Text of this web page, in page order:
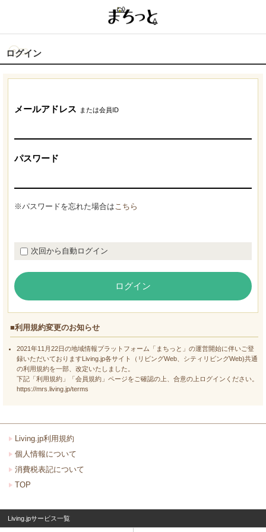
ログイン
メールアドレス または会員ID
パスワード
※パスワードを忘れた場合はこちら
次回から自動ログイン
ログイン
■利用規約変更のお知らせ
2021年11月22日の地域情報プラットフォーム「まちっと」の運営開始に伴いご登
録いただいておりますLiving.jp各サイト（リビングWeb、シティリビングWeb)共通
の利用規約を一部、改定いたしました。
下記「利用規約」「会員規約」ページをご確認の上、合意の上ログインください。
https://mrs.living.jp/terms
Living.jp利用規約
個人情報について
消費税表記について
TOP
Living.jpサービス一覧